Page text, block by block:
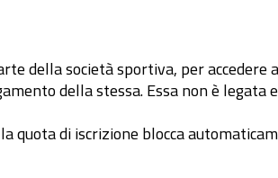
della società sportiva, per
della stessa. Essa non è
quota di iscrizione blocca